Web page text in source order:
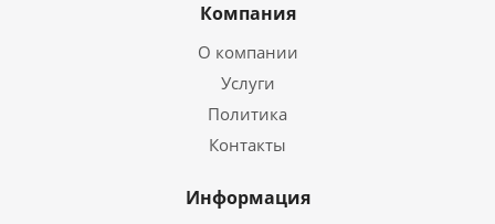
Компания
О компании
Услуги
Политика
Контакты
Информация